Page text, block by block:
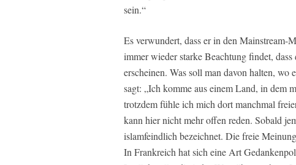
sein.“
Es verwundert, dass er in den Mainstream-
immer wieder starke Beachtung findet,
erscheinen. Was soll man davon halten, wo
sagt: „Ich komme aus einem Land, in dem
trotzdem fühle ich mich dort manchmal
kann hier nicht mehr offen reden. Sobald
islamfeindlich bezeichnet. Die freie
In Frankreich hat sich eine Art